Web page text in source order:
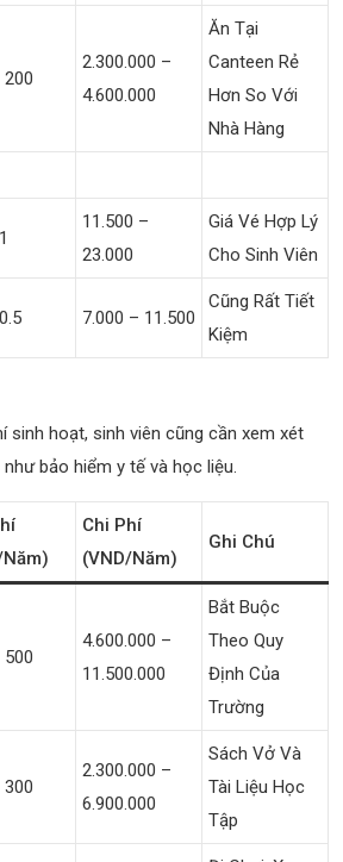
200
2.300.000 –
4.600.000
Ăn Tại
Canteen Rẻ
Hơn So Với
Nhà Hàng
11.500 –
23.000
Giá Vé Hợp Lý
Cho Sinh Viên
7.000 – 11.500
Cũng Rất Tiết
Kiệm
sinh hoạt, sinh viên cũng cần xem xét
bảo hiểm y tế và học liệu.
năm)
Chi Phí
(VND/năm)
Ghi Chú
4.600.000 –
11.500.000
Bắt Buộc
Theo Quy
Định Của
Trường
300
2.300.000 –
6.900.000
Sách Vở Và
Tài Liệu Học
Tập